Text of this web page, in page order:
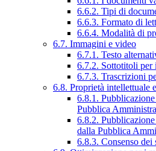
6.6.2. Tipi di
6.6.3. Formato di
6.6.4. Modalità di
6.7. Immagini e video
6.7.1. Testo
6.7.2. Sottotitoli per
6.7.3. Trascrizioni
6.8. Proprietà intellettuale
6.8.1.
Pubblica
6.8.2.
dalla Pubblica
6.8.3. Consenso dei